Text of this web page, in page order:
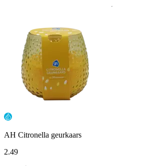
AH Citronella geurkaars
2.49